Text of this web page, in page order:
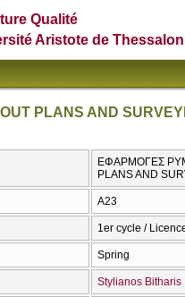
Qualité
Aristote de
PLANS AND
ΕΦΑΡΜΟΓΕΣ
PLANS AND
Α23
1er cycle /
Spring
Stylianos Bitharis